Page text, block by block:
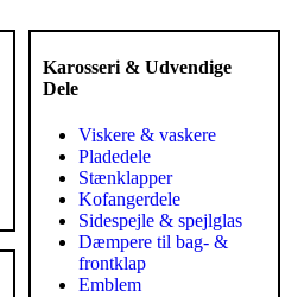
Karosseri & Udvendige
Dele
Viskere & vaskere
Pladedele
Stænklapper
Kofangerdele
Sidespejle & spejlglas
Dæmpere til bag- &
frontklap
Emblem